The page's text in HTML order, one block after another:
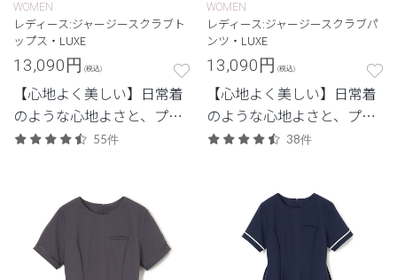
WOMEN
レディース:ジャージースクラブト
ップス・LUXE
13,090円 (税込)
【心地よく美しい】日常着
のような心地よさと、プロ
フェッショナルにふさわし
55件
WOMEN
レディース:ジャージースクラブパ
ンツ・LUXE
13,090円 (税込)
【心地よく美しい】日常着
のような心地よさと、プロ
フェッショナルにふさわし
38件